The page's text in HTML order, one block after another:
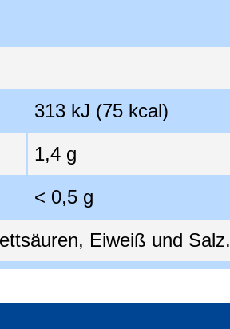
313 kJ (75 kcal)
1,4 g
< 0,5 g
Eiweiß und Salz.